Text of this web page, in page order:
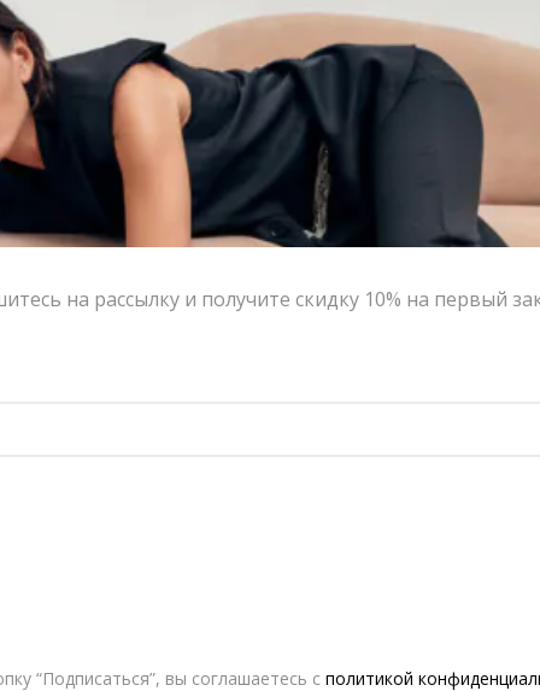
Контакты
Сотрудничество с дизайнерами
Оферта
Политика конфиденциальности
© 2016-2026 | VERESK studio
на рассылку и получите скидку 10% на первый
“Подписаться”, вы соглашаетесь с политикой